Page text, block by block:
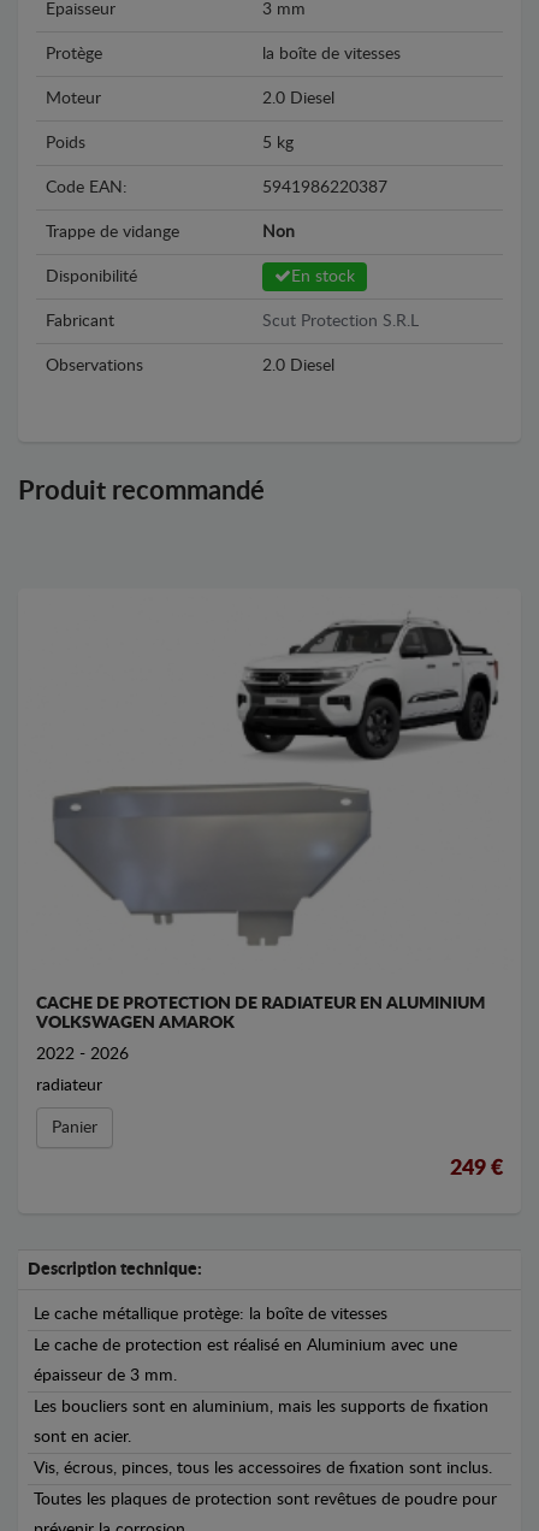
Epaisseur 3 mm
Protège la boîte de vitesses
Moteur 2.0 Diesel
Poids 5 kg
Code EAN: 5941986220387
Trappe de vidange Non
Disponibilité En stock
Fabricant Scut Protection S.R.L
Observations 2.0 Diesel
Produit recommandé
CACHE DE PROTECTION DE RADIATEUR EN ALUMINIUM
VOLKSWAGEN AMAROK
2022 - 2026
radiateur
Panier
249 €
Description technique:
Le cache métallique protège: la boîte de vitesses
Le cache de protection est réalisé en Aluminium avec une
épaisseur de 3 mm.
Les boucliers sont en aluminium, mais les supports de fixation
sont en acier.
Vis, écrous, pinces, tous les accessoires de fixation sont inclus.
Toutes les plaques de protection sont revêtues de poudre pour